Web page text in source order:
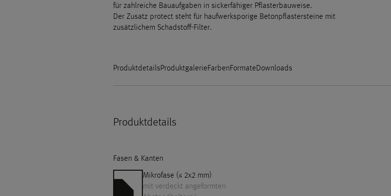
für zahlreiche Bauaufgaben in sickerfähiger Pflasterbauweise.
Der Zusatz protect steht für haufwerksporige Betonpflastersteine mit
zusätzlichem Schadstoff-Filter.
ProduktdetailsProduktgalerieFarbenFormateDownloads
Produktdetails
Fasen & Kanten
Mikrofase (≤ 2x2 mm)
mit verdeckt angeformten